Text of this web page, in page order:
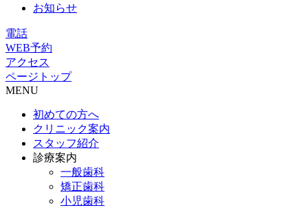
お知らせ
電話
WEB予約
アクセス
ページトップ
MENU
初めての方へ
クリニック案内
スタッフ紹介
診療案内
一般歯科
矯正歯科
小児歯科